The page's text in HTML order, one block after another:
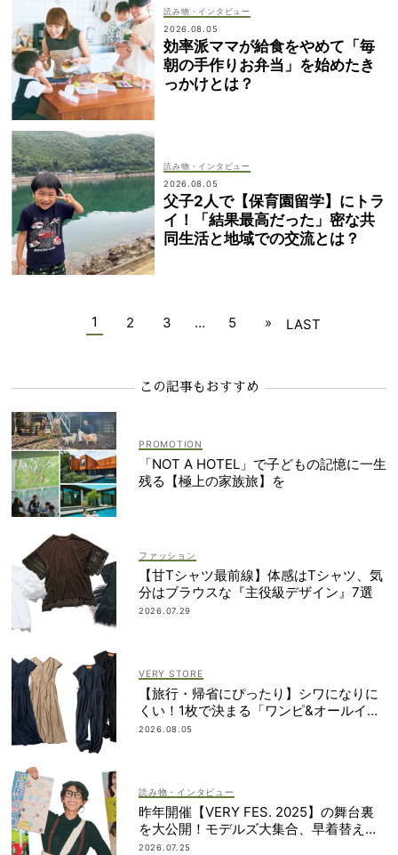
読み物・インタビュー
2026.08.05
効率派ママが給食をやめて「毎
朝の手作りお弁当」を始めたき
っかけとは？
読み物・インタビュー
2026.08.05
父子2人で【保育園留学】にトラ
イ！「結果最高だった」密な共
同生活と地域での交流とは？
1 2 3 … 5 » LAST
この記事もおすすめ
「NOT A HOTEL」で子どもの記憶に一生
残る【極上の家族旅】を
ファッション
【甘Tシャツ最前線】体感はTシャツ、気
分はブラウスな『主役級デザイン』7選
2026.07.29
VERY STORE
【旅行・帰省にぴったり】シワになりに
くい！1枚で決まる「ワンピ&オールイン
ワン」2選
2026.08.05
読み物・インタビュー
昨年開催【VERY FES. 2025】の舞台裏
を大公開！モデルズ大集合、早着替え作
戦etc.
2026.07.25